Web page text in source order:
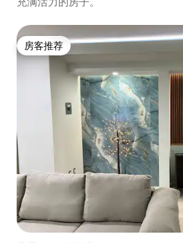
房客推荐
房客推荐